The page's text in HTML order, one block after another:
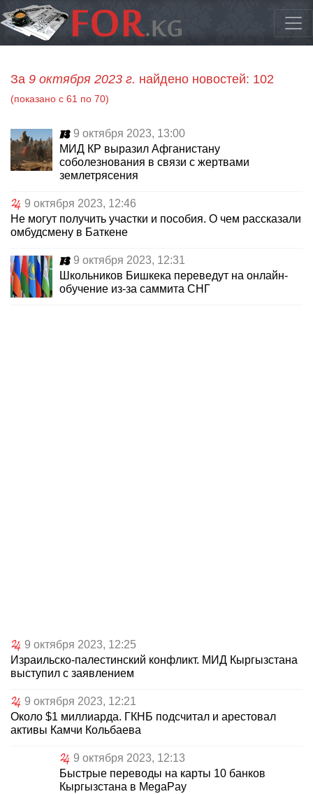
За 9 октября 2023 г. найдено новостей: 102
(показано с 61 по 70)
9 октября 2023, 13:00
МИД КР выразил Афганистану
соболезнования в связи с жертвами
землетрясения
9 октября 2023, 12:46
Не могут получить участки и пособия. О чем рассказали
омбудсмену в Баткене
9 октября 2023, 12:31
Школьников Бишкека переведут на онлайн-
обучение из-за саммита СНГ
9 октября 2023, 12:25
Израильско-палестинский конфликт. МИД Кыргызстана
выступил с заявлением
9 октября 2023, 12:21
Около $1 миллиарда. ГКНБ подсчитал и арестовал
активы Камчи Кольбаева
9 октября 2023, 12:13
Быстрые переводы на карты 10 банков
Кыргызстана в MegaPay